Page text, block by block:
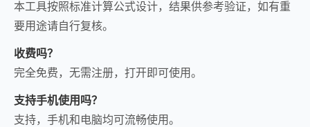
本工具按照标准计算公式设计，结果供参考验证，如有重
要用途请自行复核。
收费吗？
完全免费，无需注册，打开即可使用。
支持手机使用吗？
支持，手机和电脑均可流畅使用。